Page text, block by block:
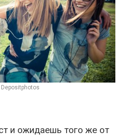
и ожидаешь того же от